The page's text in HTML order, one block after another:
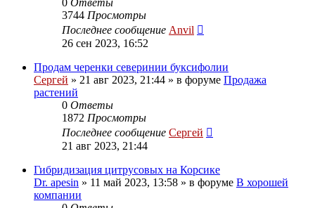
3744 Просмотры
Последнее сообщение Anvil
26 сен 2023, 16:52
Продам черенки северинии буксифолии
Сергей » 21 авг 2023, 21:44 » в форуме Продажа
растений
0 Ответы
1872 Просмотры
Последнее сообщение Сергей
21 авг 2023, 21:44
Гибридизация цитрусовых на Корсике
Dr. apesin » 11 май 2023, 13:58 » в форуме В хорошей
компании